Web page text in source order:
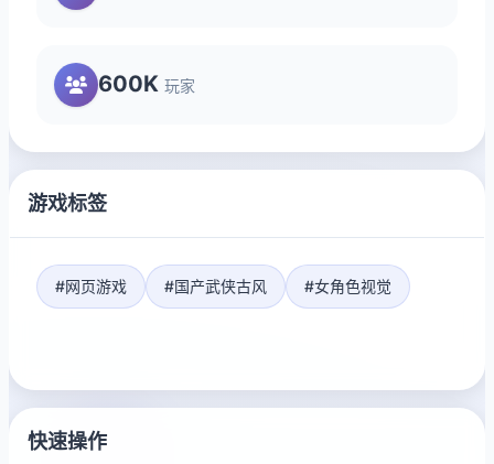
600K 玩家
游戏标签
#网页游戏 #国产武侠古风 #女角色视觉
快速操作